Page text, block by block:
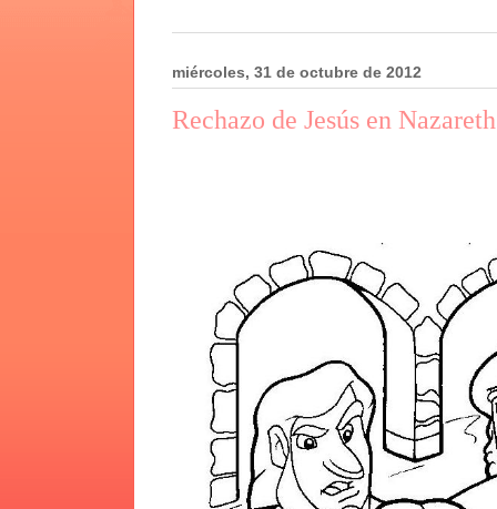
miércoles, 31 de octubre de 2012
Rechazo de Jesús en